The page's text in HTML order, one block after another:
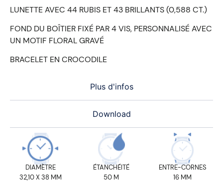
Plus d'infos
Download
LUNETTE AVEC 44 RUBIS ET 43 BRILLANTS (0,588 CT.)
FOND DU BOÎTIER FIXÉ PAR 4 VIS, PERSONNALISÉ AVEC
UN MOTIF FLORAL GRAVÉ
BRACELET EN CROCODILE
DIAMÈTRE
32,10 X 38 MM
ÉTANCHÉITÉ
50 M
ENTRE-CORNES
16 MM